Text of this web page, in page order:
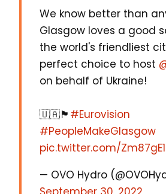
We know better than
Glasgow loves a good
the world's friendliest
perfect choice to host
on behalf of Ukraine!
🇺🇦🏴󠁧󠁢󠁳󠁣󠁴󠁿 #Eurovision
#PeopleMakeGlasgow
pic.twitter.com/
— OVO Hydro